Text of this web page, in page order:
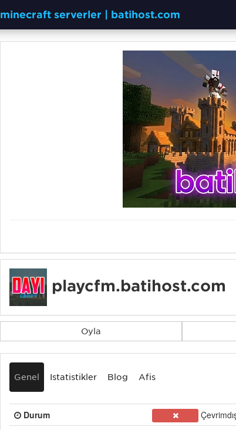
minecraft serverler | batihost.com
playcfm.batihost.com
Oyla
Genel İstatistikler Blog Afiş
Durum